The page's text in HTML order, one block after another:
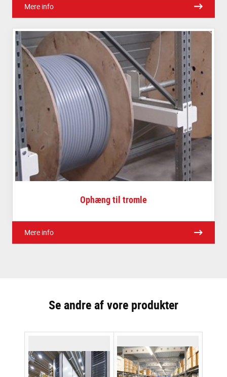
Mere info
Ophæng til tromle
Mere info
Se andre af vore produkter